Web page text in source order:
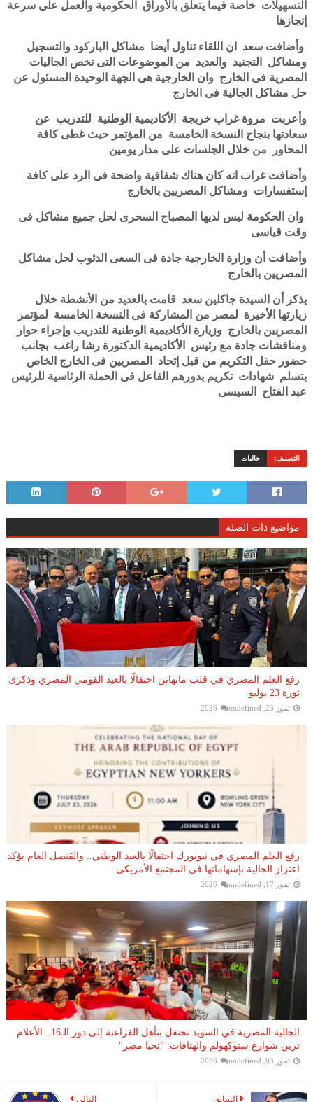
التسهيلات خاصة فيما يتعلق بالأوراق الحكومية والعمل على سرعة
إنجازها
وأضافت سعد ان اللقاء تناول أيضا مشاكل الباركود والتسجيل
ومشاكل التجنيد والعديد من الموضوعات التى تخص الجاليات
المصرية فى الخارج وان الخارجية هى الجهة الوحيدة المسئول عن
حل مشاكل الجالية فى الخارج
وأعربت مروة غراب خريجة الأكاديمية الوطنية للتدريب عن
سعادتها بنجاح النسخة الخامسة من المؤتمر حيث غطى كافة
المحاور من خلال الجلسات على مدار يومين
وأضافت غراب انه كان هناك شفافية واضحة فى الرد على كافة
إستفسارات ومشاكل المصريين بالخارج
وان الحكومة ليس لديها المصباح السحرى لحل جميع مشاكل فى
وقت قياسى
وأضافت أن وزارة الخارجية جادة فى السعى الدئوب لحل مشاكل
المصريين بالخارج
يذكر أن السيدة جاكلين سعد قامت بالعديد من الأنشطة خلال
زيارتها الأخيرة لمصر من المشاركة فى النسخة الخامسة لمؤتمر
المصريين بالخارج وزيارة الأكاديمية الوطنية للتدريب وإجراء حوار
ومناقشات جادة مع رئيس الأكاديمية الدكتورة رشا راغب بجانب
حضور حفل التكريم من قبل إتحاد المصريين فى الخارج الخاص
بتسلم شهادات تكريم بدورهم الفاعل فى الحملة الرئاسية للرئيس
عبد الفتاح السيسى
التصنيف: جاليات
مواضيع ذات الصلة
رفع العلم المصري في قلب مانهاتن احتفالًا بالعيد القومي المصري وذكرى
ثورة 23 يوليو
تموز 23, 2026 undefined
رفع العلم المصري في نيويورك احتفالًا بالعيد الوطني.. والقنصل العام يؤكد
اعتزاز الجالية بإسهاماتها في المجتمع الأمريكي
تموز 17, 2026 undefined
الجالية المصرية في السويد تحتفل بتأهل الفراعنة إلى دور الـ16.. الأعلام
تزين شوارع ستوكهولم والهتافات: "تحيا مصر"
تموز 03, 2026 undefined
التالي السابق